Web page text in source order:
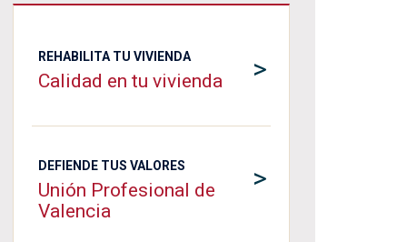
>
REHABILITA TU VIVIENDA
Calidad en tu vivienda
>
DEFIENDE TUS VALORES
Unión Profesional de
Valencia